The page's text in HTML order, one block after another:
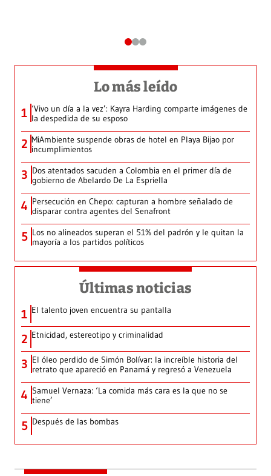
Lo más leído
1 ‘Vivo un día a la vez’: Kayra Harding comparte imágenes de
la despedida de su esposo
2 MiAmbiente suspende obras de hotel en Playa Bijao por
incumplimientos
3 Dos atentados sacuden a Colombia en el primer día de
gobierno de Abelardo De La Espriella
4 Persecución en Chepo: capturan a hombre señalado de
disparar contra agentes del Senafront
5 Los no alineados superan el 51% del padrón y le quitan la
mayoría a los partidos políticos
Últimas noticias
1 El talento joven encuentra su pantalla​
2 Etnicidad, estereotipo y criminalidad
3 El óleo perdido de Simón Bolívar: la increíble historia del
retrato que apareció en Panamá y regresó a Venezuela
4 Samuel Vernaza: ‘La comida más cara es la que no se
tiene’
5 Después de las bombas